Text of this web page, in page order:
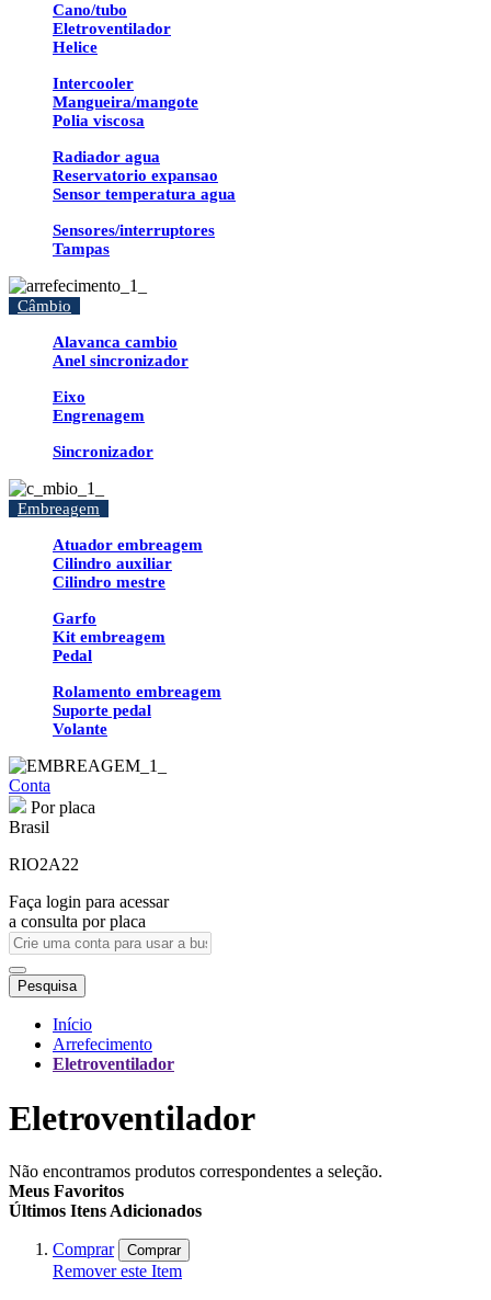
Cano/tubo
Eletroventilador
Helice
Intercooler
Mangueira/mangote
Polia viscosa
Radiador agua
Reservatorio expansao
Sensor temperatura agua
Sensores/interruptores
Tampas
Câmbio
Alavanca cambio
Anel sincronizador
Eixo
Engrenagem
Sincronizador
Embreagem
Atuador embreagem
Cilindro auxiliar
Cilindro mestre
Garfo
Kit embreagem
Pedal
Rolamento embreagem
Suporte pedal
Volante
Conta
Por placa
Brasil
RIO2A22
Faça login para acessar
a consulta por placa
Pesquisa
Início
Arrefecimento
Eletroventilador
Eletroventilador
Não encontramos produtos correspondentes a seleção.
Meus Favoritos
Últimos Itens Adicionados
Comprar Comprar
Remover este Item